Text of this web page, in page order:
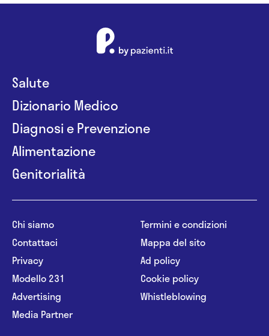
Salute
Dizionario Medico
Diagnosi e Prevenzione
Alimentazione
Genitorialità
Chi siamo
Contattaci
Privacy
Modello 231
Advertising
Media Partner
Termini e condizioni
Mappa del sito
Ad policy
Cookie policy
Whistleblowing